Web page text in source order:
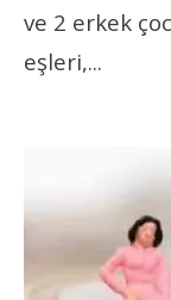
ve 2 erkek
eşleri,...